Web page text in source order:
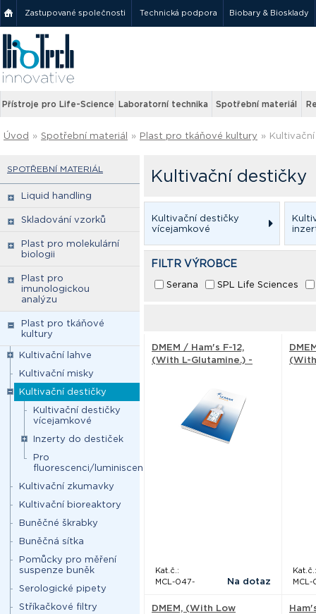
Zastupované společnosti Technická podpora Biobary & Biosklady
Přístroje pro Life-Science Laboratorní technika Spotřební materiál
Úvod » Spotřební materiál » Plast pro tkáňové kultury »
SPOTŘEBNÍ MATERIÁL
Liquid handling
Skladování vzorků
Plast pro molekulární
biologii
Plast pro
imunologickou
analýzu
Plast pro tkáňové
kultury
Kultivační lahve
Kultivační misky
Kultivační destičky
Kultivační destičky
vícejamkové
Inzerty do destiček
Pro
fluorescenci/luminiscenci
Kultivační zkumavky
Kultivační bioreaktory
Buněčné škrabky
Buněčná sítka
Pomůcky pro měření
suspenze buněk
Serologické pipety
Stříkačkové filtry
Kultivační destičky
Kultivační destičky
vícejamkové
FILTR VÝROBCE
Serana SPL Life Sciences
DMEM / Ham's F-12,
(With L-Glutamine.) -
Kat.č.:
MCL-047-
Na dotaz
Kat.č.:
DMEM, (With Low